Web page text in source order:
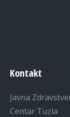
Kontakt
Javna
Centar Tuzla